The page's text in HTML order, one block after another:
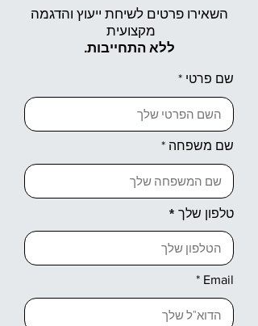
השאירו פרטים לשיחת ייעוץ והדגמה
מקצועית
ללא התחייבות.
שם פרטי
שם משפחה
טלפון שלך
Email